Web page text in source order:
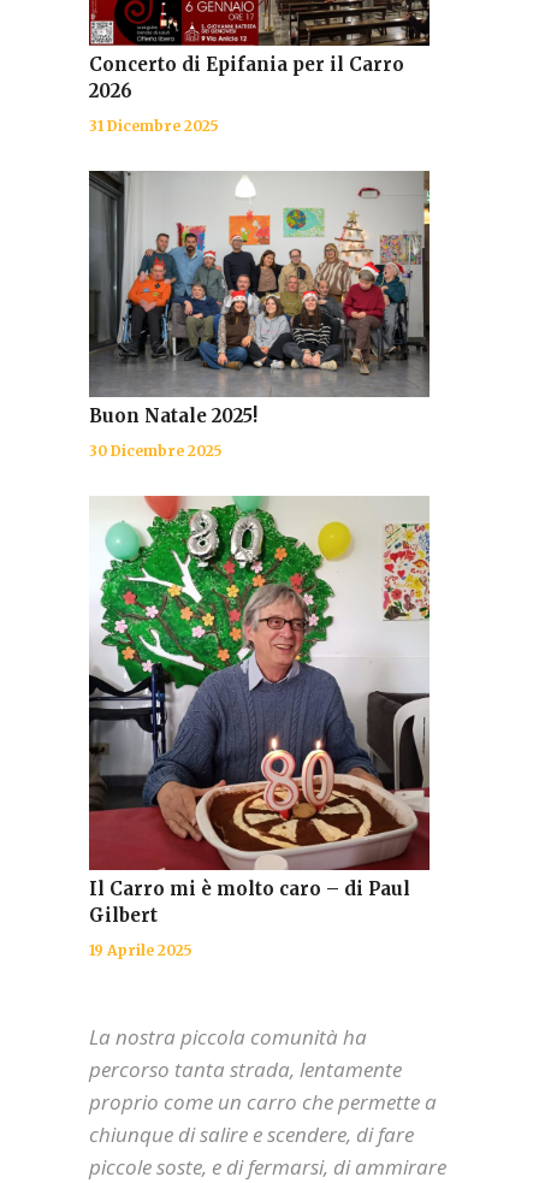
Concerto di Epifania per il Carro
2026
31 Dicembre 2025
Buon Natale 2025!
30 Dicembre 2025
Il Carro mi è molto caro – di Paul
Gilbert
19 Aprile 2025
La nostra piccola comunità ha
percorso tanta strada, lentamente
proprio come un carro che permette a
chiunque di salire e scendere, di fare
piccole soste, e di fermarsi, di ammirare